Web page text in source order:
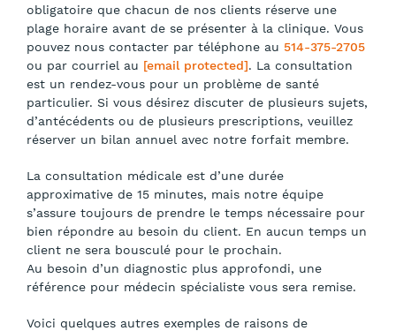
obligatoire que chacun de nos clients réserve une
plage horaire avant de se présenter à la clinique. Vous
pouvez nous contacter par téléphone au 514-375-2705
ou par courriel au [email protected]. La consultation
est un rendez-vous pour un problème de santé
particulier. Si vous désirez discuter de plusieurs sujets,
d’antécédents ou de plusieurs prescriptions, veuillez
réserver un bilan annuel avec notre forfait membre.
La consultation médicale est d’une durée
approximative de 15 minutes, mais notre équipe
s’assure toujours de prendre le temps nécessaire pour
bien répondre au besoin du client. En aucun temps un
client ne sera bousculé pour le prochain.
Au besoin d’un diagnostic plus approfondi, une
référence pour médecin spécialiste vous sera remise.
Voici quelques autres exemples de raisons de